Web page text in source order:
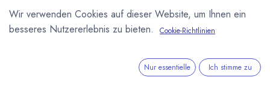
Ausweitung des Sortiments mit speziellen Produkten für
andere Allergiker plant das Unternehmen allerdings nicht.
Das Wachstum soll durch weitere Handelspartner und eine
Stärkung des Onlinegeschäftes erfolgen.
Wir verwenden Cookies auf dieser Website, um Ihnen ein
besseres Nutzererlebnis zu bieten.
Cookie-Richtlinien
Nur essentielle Ich stimme zu